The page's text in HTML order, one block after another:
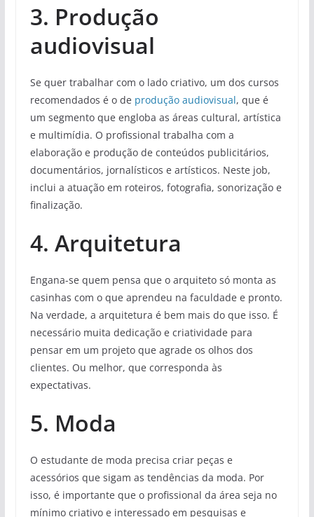
3. Produção
audiovisual
Se quer trabalhar com o lado criativo, um dos cursos
recomendados é o de produção audiovisual, que é
um segmento que engloba as áreas cultural, artística
e multimídia. O profissional trabalha com a
elaboração e produção de conteúdos publicitários,
documentários, jornalísticos e artísticos. Neste job,
inclui a atuação em roteiros, fotografia, sonorização e
finalização.
4. Arquitetura
Engana-se quem pensa que o arquiteto só monta as
casinhas com o que aprendeu na faculdade e pronto.
Na verdade, a arquitetura é bem mais do que isso. É
necessário muita dedicação e criatividade para
pensar em um projeto que agrade os olhos dos
clientes. Ou melhor, que corresponda às
expectativas.
5. Moda
O estudante de moda precisa criar peças e
acessórios que sigam as tendências da moda. Por
isso, é importante que o profissional da área seja no
mínimo criativo e interessado em pesquisas e